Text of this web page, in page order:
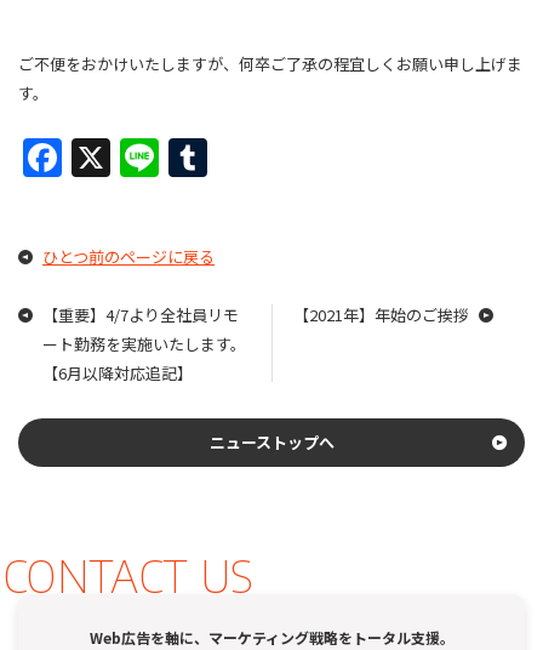
ご不便をおかけいたしますが、 何卒ご了承の程宜しくお願い申し上げま
す。
F
a
c
e
b
o
o
k
X Li
n
e
bl
r
ひとつ前のページに戻る
【重要】4/7より全社員リモ
ート勤務を実施いたします。
【6月以降対応追記】
【2021年】年始のご挨拶
ニューストップへ
CONTACT US
Web広告を軸に、マーケティング戦略をトータル支援。